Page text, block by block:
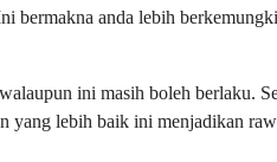
anda lebih
ini masih boleh berlaku.
lebih baik ini menjadikan